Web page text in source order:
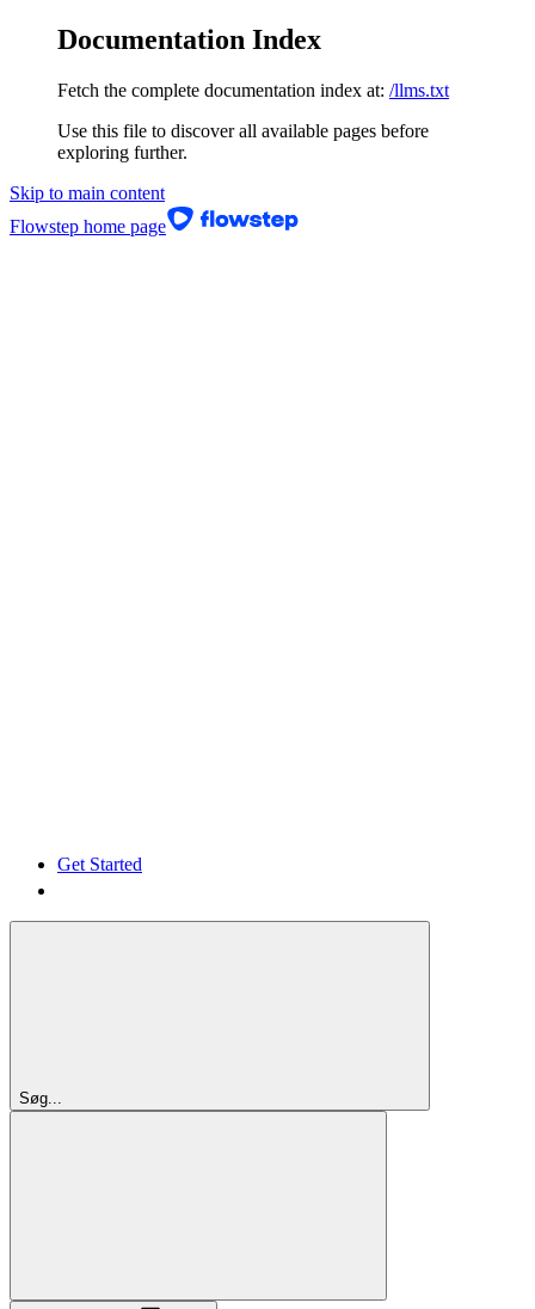
Documentation Index
Fetch the complete documentation index at: /llms.txt
Use this file to discover all available pages before
exploring further.
Skip to main content
Flowstep home page
Get Started
Søg...